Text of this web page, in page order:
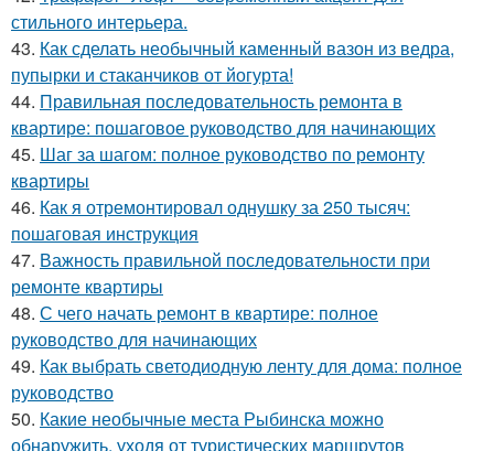
стильного интерьера.
43. Как сделать необычный каменный вазон из ведра,
пупырки и стаканчиков от йогурта!
44. Правильная последовательность ремонта в
квартире: пошаговое руководство для начинающих
45. Шаг за шагом: полное руководство по ремонту
квартиры
46. Как я отремонтировал однушку за 250 тысяч:
пошаговая инструкция
47. Важность правильной последовательности при
ремонте квартиры
48. С чего начать ремонт в квартире: полное
руководство для начинающих
49. Как выбрать светодиодную ленту для дома: полное
руководство
50. Какие необычные места Рыбинска можно
обнаружить, уходя от туристических маршрутов